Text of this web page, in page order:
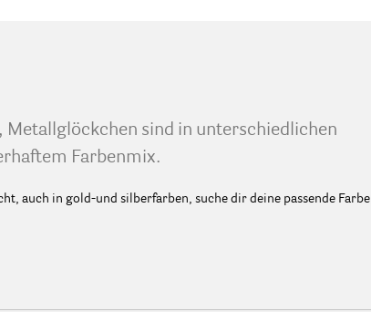
sind in unterschiedlichen
Farbenmix.
auch in gold-und silberfarben, suche dir deine passende Farbe